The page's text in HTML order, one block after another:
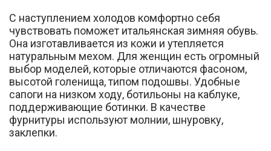
С наступлением холодов комфортно себя
чувствовать поможет итальянская зимняя обувь.
Она изготавливается из кожи и утепляется
натуральным мехом. Для женщин есть огромный
выбор моделей, которые отличаются фасоном,
высотой голенища, типом подошвы. Удобные
сапоги на низком ходу, ботильоны на каблуке,
поддерживающие ботинки. В качестве
фурнитуры используют молнии, шнуровку,
заклепки.